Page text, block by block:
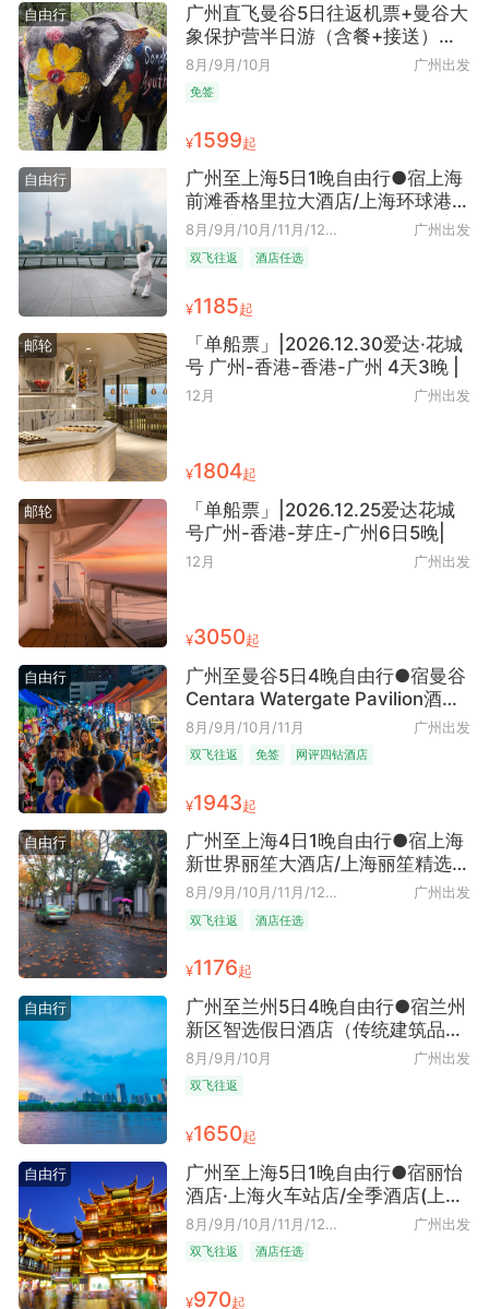
自由行
广州直飞曼谷5日往返机票+曼谷大
象保护营半日游（含餐+接送）自
由行
8月/9月/10月 广州出发
免签
¥1599起
自由行
广州至上海5日1晚自由行●宿上海
前滩香格里拉大酒店/上海环球港凯
悦酒店可选多晚（魔都繁华+东方
明珠+近长风公园地区 近前滩+早
去晚回）
8月/9月/10月/11月/12
月/2027年1月/2027年2月
广州出发
双飞往返 酒店任选
¥1185起
邮轮
「单船票」|2026.12.30爱达·花城
号 广州-香港-香港-广州 4天3晚 |
12月 广州出发
¥1804起
邮轮
「单船票」|2026.12.25爱达花城
号广州-香港-芽庄-广州6日5晚|
12月 广州出发
¥3050起
自由行
广州至曼谷5日4晚自由行●宿曼谷
Centara Watergate Pavilion酒店
（艺术街区鉴赏）
8月/9月/10月/11月 广州出发
双飞往返 免签 网评四钻酒店
¥1943起
自由行
广州至上海4日1晚自由行●宿上海
新世界丽笙大酒店/上海丽笙精选海
仑宾馆可选（魔都繁华+东方韵味
+近人民广场地区 近南京路步行
街）
8月/9月/10月/11月/12
月/2027年1月
广州出发
双飞往返 酒店任选
¥1176起
自由行
广州至兰州5日4晚自由行●宿兰州
新区智选假日酒店（传统建筑品味
+近兰州新区站+早去晚回）
8月/9月/10月 广州出发
双飞往返
¥1650起
自由行
广州至上海5日1晚自由行●宿丽怡
酒店·上海火车站店/全季酒店(上海
人民广场福州路店)可选多晚（东方
明珠+海派风情+近人民广场 近上
海火车站地区+早去晚回）
8月/9月/10月/11月/12
月/2027年1月
广州出发
双飞往返 酒店任选
¥970起